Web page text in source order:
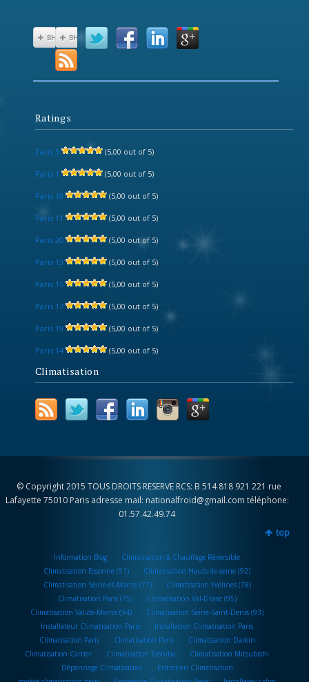
Ratings
Paris 3 (5,00 out of 5)
Paris 1 (5,00 out of 5)
Paris 18 (5,00 out of 5)
Paris 11 (5,00 out of 5)
Paris 20 (5,00 out of 5)
Paris 13 (5,00 out of 5)
Paris 15 (5,00 out of 5)
Paris 17 (5,00 out of 5)
Paris 19 (5,00 out of 5)
Paris 14 (5,00 out of 5)
Climatisation
© Copyright 2015 TOUS DROITS RESERVE RCS: B 514 818 921 221 rue
Lafayette 75010 Paris adresse mail: nationalfroid@gmail.com téléphone:
01.57.42.49.74
top
Information Blog
Climatisation & Chauffage Réversible
Climatisation Essonne (91)
Climatisation Hauts-de-seine (92)
Climatisation Seine-et-Marne (77)
Climatisation Yvelines (78)
Climatisation Paris (75)
Climatisation Val-D’oise (95)
Climatisation Val-de-Marne (94)
Climatisation Seine-Saint-Denis (93)
Installateur Climatisation Paris
Installation Climatisation Paris
Climatisation Paris
Climatisation Paris
Climatisation Daikin
Climatisation Carrier
Climatisation Toshiba
Climatisation Mitsubishi
Dépannage Climatisation
Entretien Climatisation